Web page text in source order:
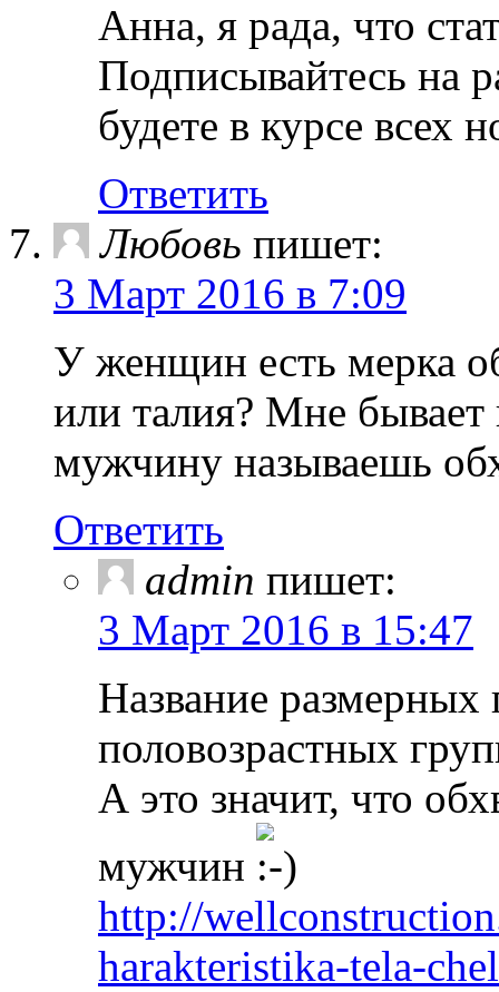
Анна, я рада, что
Подписывайтесь на
будете в курсе всех
Ответить
Любовь пишет:
3 Март 2016 в 7:09
У женщин есть мерка
или талия? Мне
мужчину называешь
Ответить
admin пишет:
3 Март 2016 в 15:47
Название размерных
половозрастных
А это значит, что
мужчин
http://
harakteristika-tela-